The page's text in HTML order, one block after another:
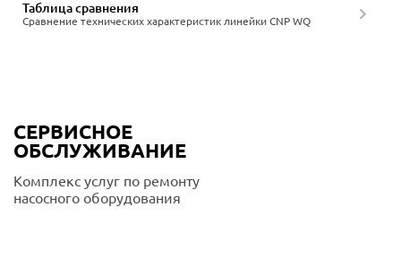
Сравнение технических характеристик линейки CNP WQ
Таблица сравнения
СЕРВИСНОЕ
ОБСЛУЖИВАНИЕ
Комплекс услуг по ремонту
насосного оборудования